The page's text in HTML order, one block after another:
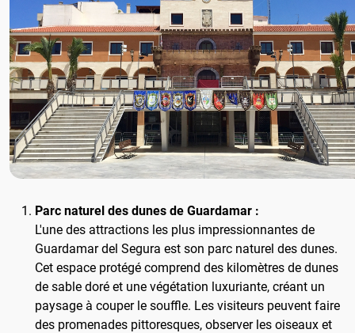
Parc naturel des dunes de Guardamar :
L'une des attractions les plus impressionnantes de
Guardamar del Segura est son parc naturel des dunes.
Cet espace protégé comprend des kilomètres de dunes
de sable doré et une végétation luxuriante, créant un
paysage à couper le souffle. Les visiteurs peuvent faire
des promenades pittoresques, observer les oiseaux et